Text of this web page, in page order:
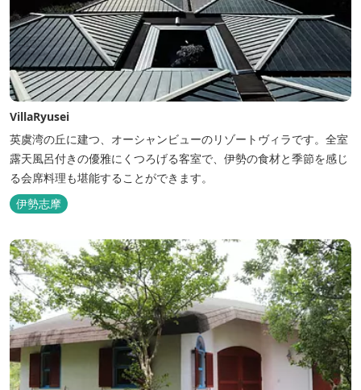
VillaRyusei
英虞湾の丘に建つ、オーシャンビューのリゾートヴィラです。全室
露天風呂付きの優雅にくつろげる客室で、伊勢の食材と季節を感じ
る会席料理も堪能することができます。
伊勢志摩